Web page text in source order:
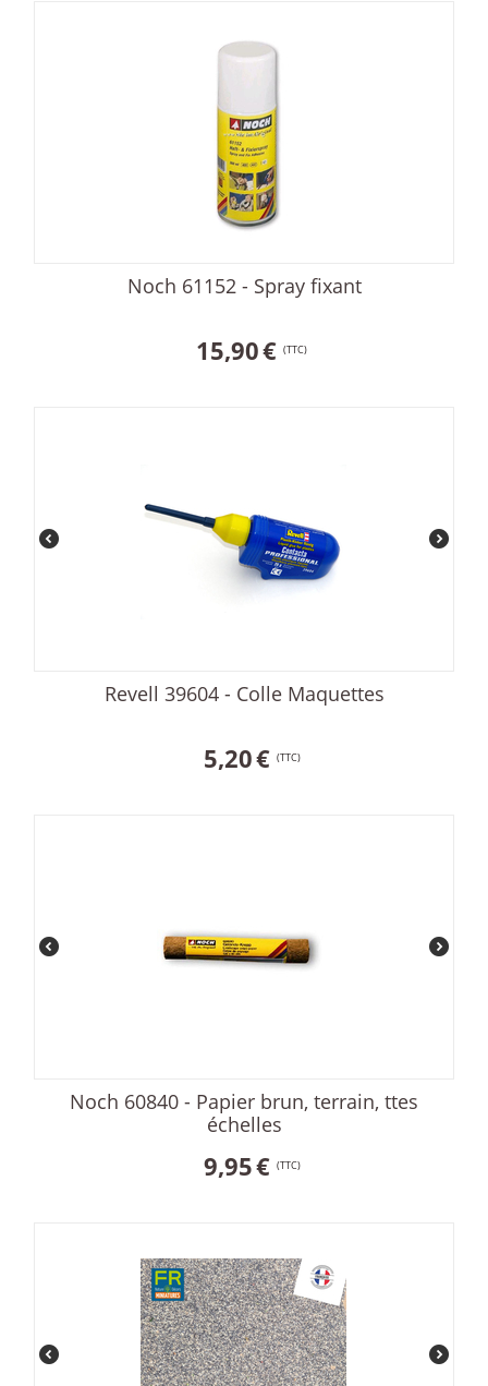
Noch 61152 - Spray fixant
15,90€ (TTC)
Revell 39604 - Colle Maquettes
5,20€ (TTC)
Noch 60840 - Papier brun, terrain, ttes
échelles
9,95€ (TTC)